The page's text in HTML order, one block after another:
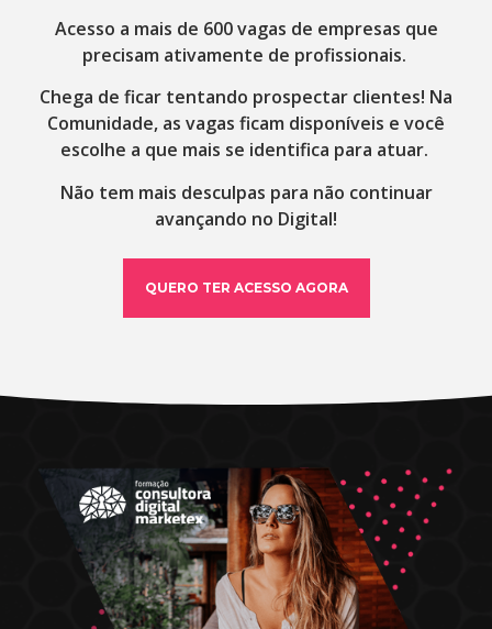
Acesso a mais de 600 vagas de empresas que
precisam ativamente de profissionais.
Chega de ficar tentando prospectar clientes! Na
Comunidade, as vagas ficam disponíveis e você
escolhe a que mais se identifica para atuar.
Não tem mais desculpas para não continuar
avançando no Digital!
QUERO TER ACESSO AGORA